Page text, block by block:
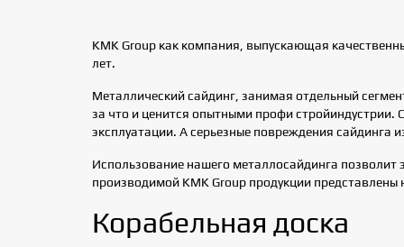
KMK Group как компания, выпускающая
лет.
Металлический сайдинг, занимая отдельный
за что и ценится опытными профи
эксплуатации. А серьезные повреждения
Использование нашего металлосайдинга позволит
производимой KMK Group продукции
Корабельная доска